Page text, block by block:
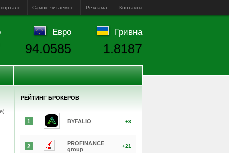
Самое читаемое Реклама Контакты
РЕЙТИНГ БРОКЕРОВ
1 BYFALIO +3
2
PROFINANCE
group
+21
Евро
94.0585
Гривна
1.8187